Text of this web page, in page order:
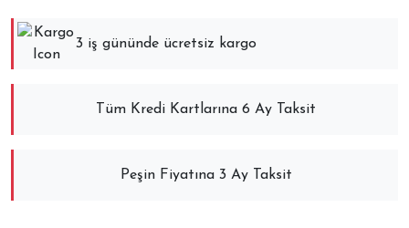
3 iş gününde ücretsiz kargo
Tüm Kredi Kartlarına 6 Ay Taksit
Peşin Fiyatına 3 Ay Taksit